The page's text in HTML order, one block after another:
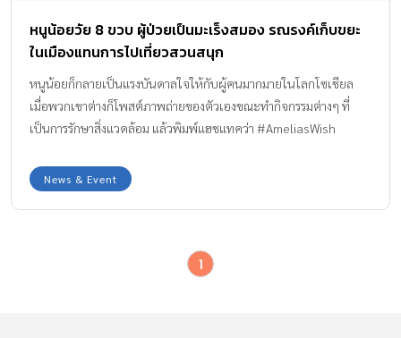
หนูน้อยวัย 8 ขวบ ผู้ป่วยเป็นมะเร็งสมอง รณรงค์เก็บขยะ
ในเมืองแทนการไปเที่ยวสวนสนุก
หนูน้อยก็กลายเป็นแรงบันดาลใจให้กับผู้คนมากมายในโลกโซเชียล
เมื่อพวกเขาต่างก็โพสต์ภาพถ่ายของตัวเองขณะทำกิจกรรมต่างๆ ที่
เป็นการรักษาสิ่งแวดล้อม แล้วพิมพ์แฮชแทคว่า #AmeliasWish
News & Event
1